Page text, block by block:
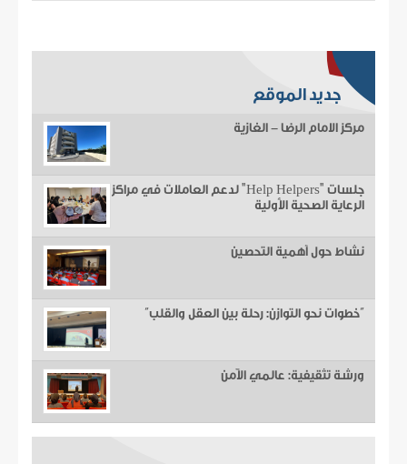
جديد الموقع
مركز الامام الرضا - الغازية
جلسات "Help Helpers" لدعم العاملات في مراكز
الرعاية الصحية الأولية
نشاط حول أهمية التحصين
“خطوات نحو التوازن: رحلة بين العقل والقلب”
ورشة تثقيفية: عالمي الآمن